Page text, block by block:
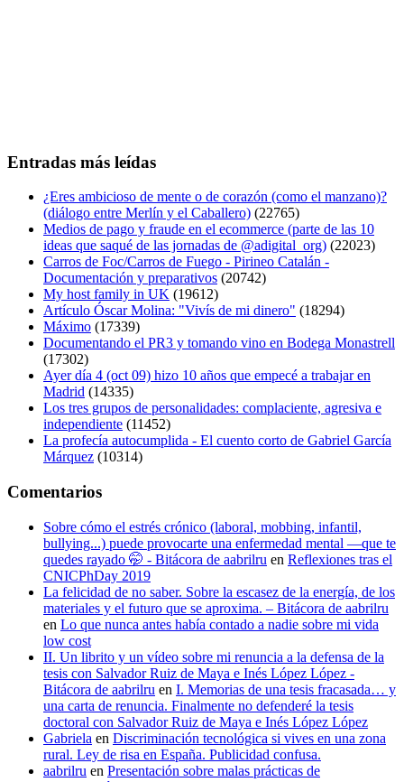
Entradas más leídas
¿Eres ambicioso de mente o de corazón (como el manzano)?
(diálogo entre Merlín y el Caballero) (22765)
Medios de pago y fraude en el ecommerce (parte de las 10
ideas que saqué de las jornadas de @adigital_org) (22023)
Carros de Foc/Carros de Fuego - Pirineo Catalán -
Documentación y preparativos (20742)
My host family in UK (19612)
Artículo Óscar Molina: "Vivís de mi dinero" (18294)
Máximo (17339)
Documentando el PR3 y tomando vino en Bodega Monastrell
(17302)
Ayer día 4 (oct 09) hizo 10 años que empecé a trabajar en
Madrid (14335)
Los tres grupos de personalidades: complaciente, agresiva e
independiente (11452)
La profecía autocumplida - El cuento corto de Gabriel García
Márquez (10314)
Comentarios
Sobre cómo el estrés crónico (laboral, mobbing, infantil,
bullying...) puede provocarte una enfermedad mental —que te
quedes rayado 🤭 - Bitácora de aabrilru en Reflexiones tras el
CNICPhDay 2019
La felicidad de no saber. Sobre la escasez de la energía, de los
materiales y el futuro que se aproxima. – Bitácora de aabrilru
en Lo que nunca antes había contado a nadie sobre mi vida
low cost
II. Un librito y un vídeo sobre mi renuncia a la defensa de la
tesis con Salvador Ruiz de Maya e Inés López López -
Bitácora de aabrilru en I. Memorias de una tesis fracasada… y
una carta de renuncia. Finalmente no defenderé la tesis
doctoral con Salvador Ruiz de Maya e Inés López López
Gabriela en Discriminación tecnológica si vives en una zona
rural. Ley de risa en España. Publicidad confusa.
aabrilru en Presentación sobre malas prácticas de